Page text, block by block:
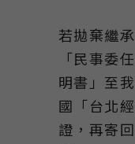
若拋棄繼
「民事委
明書」至
國「台北
證，再寄